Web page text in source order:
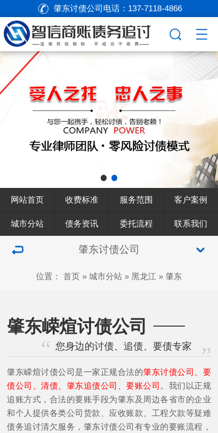
肇东讨债公司电话： 137-7118-4866
网站首页 收费标准 服务范围 客户案例
城市分站 债务资讯 委托流程 联系我们
肇东讨债公司
位置： 首页 » 城市分站 » 黑龙江 » 肇东
肇东嵘煊讨债公司
您身边的讨债、追债、要债专家
肇东嵘煊讨债公司是一家正规合法的肇东讨债公司、要
债公司、清债、肇东追债公司、要账公司 。我们以正规
追账方式，合法的要账手段为肇东及周边各省市的企业
和个人提供各类公司货款、应收账款、工程欠款等疑难
债务追讨清欠服务，肇东讨债公司有专业的要账流程，